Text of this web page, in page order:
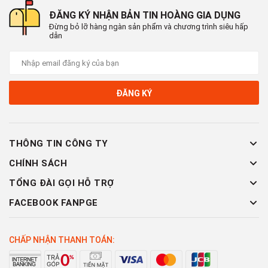
ĐĂNG KÝ NHẬN BẢN TIN HOÀNG GIA DỤNG
Đừng bỏ lỡ hàng ngàn sản phẩm và chương trình siêu hấp
dẫn
ĐĂNG KÝ
THÔNG TIN CÔNG TY
CHÍNH SÁCH
TỔNG ĐÀI GỌI HỖ TRỢ
FACEBOOK FANPGE
CHẤP NHẬN THANH TOÁN: